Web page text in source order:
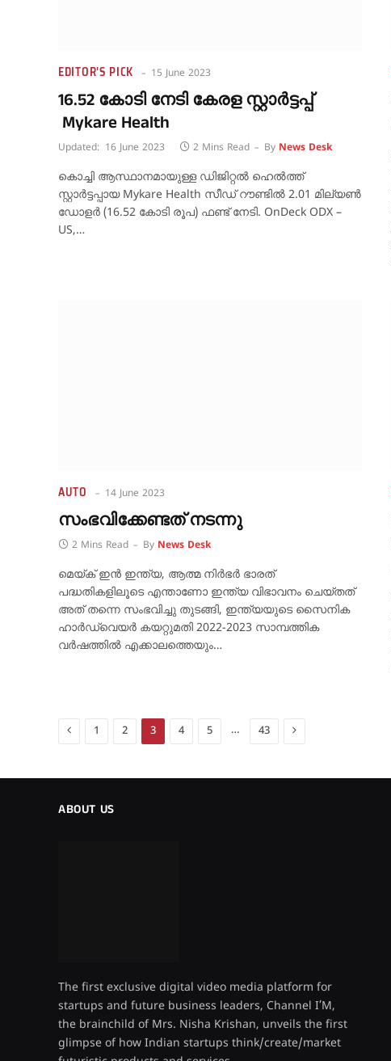
EDITOR'S PICK 15 June 2023
16.52 കോടി നേടി കേരള സ്റ്റാർട്ടപ്പ്
Mykare Health
Updated: 16 June 2023 2 Mins Read By News Desk
കൊച്ചി ആസ്ഥാനമായുള്ള ഡിജിറ്റൽ ഹെൽത്ത്
സ്റ്റാർട്ടപ്പായ Mykare Health സീഡ് റൗണ്ടിൽ 2.01 മില്യൺ
ഡോളർ (16.52 കോടി രൂപ) ഫണ്ട് നേടി. OnDeck ODX –
US,…
AUTO 14 June 2023
സംഭവിക്കേണ്ടത് നടന്നു
2 Mins Read By News Desk
മെയ്ക് ഇൻ ഇന്ത്യ, ആത്മ നിർഭർ ഭാരത്
പദ്ധതികളിലൂടെ എന്താണോ ഇന്ത്യ വിഭാവനം ചെയ്തത്
അത് തന്നെ സംഭവിച്ചു തുടങ്ങി, ഇന്ത്യയുടെ സൈനിക
ഹാർഡ്‌വെയർ കയറ്റുമതി 2022-2023 സാമ്പത്തിക
വർഷത്തിൽ എക്കാലത്തെയും…
Previous
1 2 3 4 5 … 43 Next
ABOUT US
The first exclusive digital video media platform for
startups and future business leaders, Channel I’M,
the brainchild of Mrs. Nisha Krishan, unveils the first
glimpse of how Indian startups think/create/market